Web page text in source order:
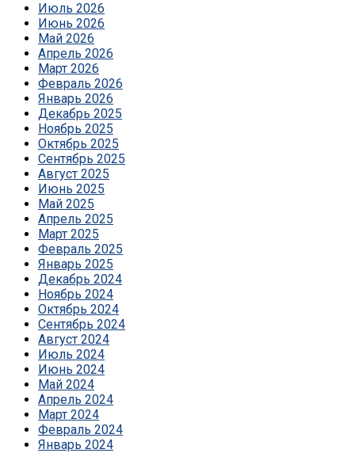
Июль 2026
Июнь 2026
Май 2026
Апрель 2026
Март 2026
Февраль 2026
Январь 2026
Декабрь 2025
Ноябрь 2025
Октябрь 2025
Сентябрь 2025
Август 2025
Июнь 2025
Май 2025
Апрель 2025
Март 2025
Февраль 2025
Январь 2025
Декабрь 2024
Ноябрь 2024
Октябрь 2024
Сентябрь 2024
Август 2024
Июль 2024
Июнь 2024
Май 2024
Апрель 2024
Март 2024
Февраль 2024
Январь 2024